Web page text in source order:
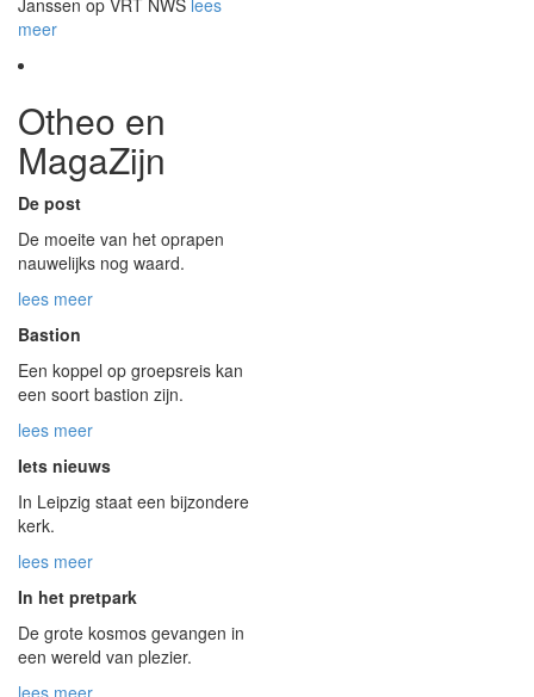
Janssen op VRT NWS lees
meer
Otheo en
MagaZijn
De post
De moeite van het oprapen
nauwelijks nog waard.
lees meer
Bastion
Een koppel op groepsreis kan
een soort bastion zijn.
lees meer
Iets nieuws
In Leipzig staat een bijzondere
kerk.
lees meer
In het pretpark
De grote kosmos gevangen in
een wereld van plezier.
lees meer